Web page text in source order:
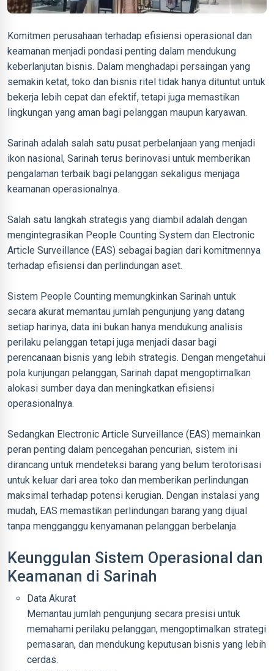
Komitmen perusahaan terhadap efisiensi operasional dan
keamanan menjadi pondasi penting dalam mendukung
keberlanjutan bisnis. Dalam menghadapi persaingan yang
semakin ketat, toko dan bisnis ritel tidak hanya dituntut untuk
bekerja lebih cepat dan efektif, tetapi juga memastikan
lingkungan yang aman bagi pelanggan maupun karyawan.
Sarinah adalah salah satu pusat perbelanjaan yang menjadi
ikon nasional, Sarinah terus berinovasi untuk memberikan
pengalaman terbaik bagi pelanggan sekaligus menjaga
keamanan operasionalnya.
Salah satu langkah strategis yang diambil adalah dengan
mengintegrasikan People Counting System dan Electronic
Article Surveillance (EAS) sebagai bagian dari komitmennya
terhadap efisiensi dan perlindungan aset.
Sistem People Counting memungkinkan Sarinah untuk
secara akurat memantau jumlah pengunjung yang datang
setiap harinya, data ini bukan hanya mendukung analisis
perilaku pelanggan tetapi juga menjadi dasar bagi
perencanaan bisnis yang lebih strategis. Dengan mengetahui
pola kunjungan pelanggan, Sarinah dapat mengoptimalkan
alokasi sumber daya dan meningkatkan efisiensi
operasionalnya.
Sedangkan Electronic Article Surveillance (EAS) memainkan
peran penting dalam pencegahan pencurian, sistem ini
dirancang untuk mendeteksi barang yang belum terotorisasi
untuk keluar dari area toko dan memberikan perlindungan
maksimal terhadap potensi kerugian. Dengan instalasi yang
mudah, EAS memastikan perlindungan barang yang dijual
tanpa mengganggu kenyamanan pelanggan berbelanja.
Keunggulan Sistem Operasional dan
Keamanan di Sarinah
Data Akurat
Memantau jumlah pengunjung secara presisi untuk
memahami perilaku pelanggan, mengoptimalkan strategi
pemasaran, dan mendukung keputusan bisnis yang lebih
cerdas.